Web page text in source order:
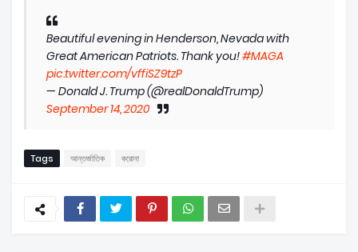
Beautiful evening in Henderson, Nevada with
Great American Patriots. Thank you!#MAGA
pic.twitter.com/vffiSZ9tzP
— Donald J. Trump (@realDonaldTrump)
September 14, 2020
Tags আন্তর্জাতিক করোনা